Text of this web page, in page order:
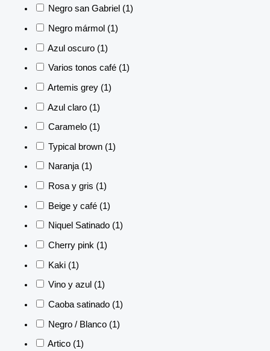
Negro san Gabriel (1)
Negro mármol (1)
Azul oscuro (1)
Varios tonos café (1)
Artemis grey (1)
Azul claro (1)
Caramelo (1)
Typical brown (1)
Naranja (1)
Rosa y gris (1)
Beige y café (1)
Niquel Satinado (1)
Cherry pink (1)
Kaki (1)
Vino y azul (1)
Caoba satinado (1)
Negro / Blanco (1)
Artico (1)